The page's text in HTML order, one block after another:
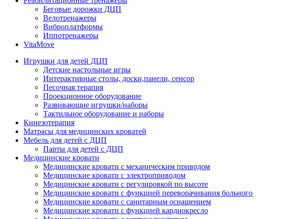
Беговые дорожки ДЦП
Велотренажеры
Виброплатформы
Иппотренажеры
VitaMove
Игрушки для детей ДЦП
Детские настольные игры
Интерактивные столы, доски,панели, сенсор
Песочная терапия
Проекционное оборудование
Развивающие игрушки/наборы
Тактильное оборудование и наборы
Кинезотерапия
Матрасы для медицинских кроватей
Мебель для детей с ДЦП
Парты для детей с ДЦП
Медицинские кровати
Медицинские кровати с механическим приводом
Медицинские кровати с электроприводом
Медицинские кровати с регулировкой по высоте
Медицинские кровати с функцией переворачивания больного
Медицинские кровати с санитарным оснащением
Медицинские кровати с функцией кардиокресло